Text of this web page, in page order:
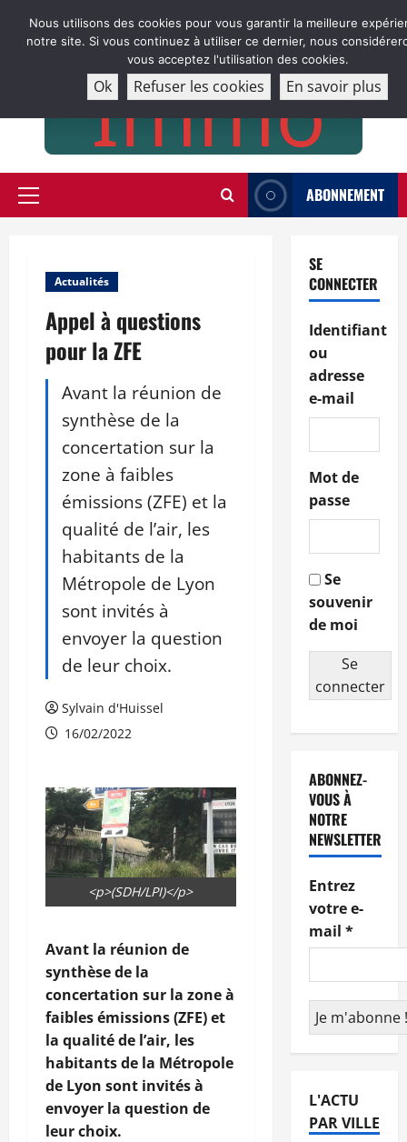
Menu
ABONNEMENT
Actualités
Appel à questions
pour la ZFE
Avant la réunion de
synthèse de la
concertation sur la
zone à faibles
émissions (ZFE) et la
qualité de l’air, les
habitants de la
Métropole de Lyon
sont invités à
envoyer la question
de leur choix.
Sylvain d'Huissel
16/02/2022
<p>(SDH/LPI)</p>
Avant la réunion de
synthèse de la
concertation sur la zone à
faibles émissions (ZFE) et
la qualité de l’air, les
habitants de la Métropole
de Lyon sont invités à
envoyer la question de
leur choix.
SE
CONNECTER
Identifiant
ou
adresse
e-mail
Mot de
passe
Se
souvenir
de moi
Se
connecter
ABONNEZ-
VOUS À
NOTRE
NEWSLETTER
Entrez
votre e-
mail *
L'ACTU
PAR VILLE
Nous utilisons des cookies pour vous garantir la meilleure
notre site. Si vous continuez à utiliser ce dernier, nous
vous acceptez l'utilisation des cookies.
Ok Refuser les cookies En savoir plus